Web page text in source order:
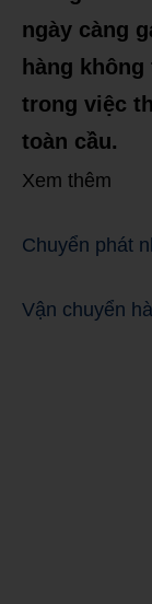
ngày càng
hàng
trong việc
toàn cầu.
Xem thêm
Chuyển phát
Vận chuyển